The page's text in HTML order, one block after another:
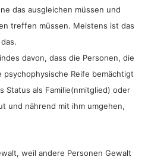
das ausgleichen müssen und
treffen müssen. Meistens ist das
davon, dass die Personen, die
Reife bemächtigt
Status als Familie(nmitglied) oder
und nährend mit ihm umgehen,
weil andere Personen Gewalt